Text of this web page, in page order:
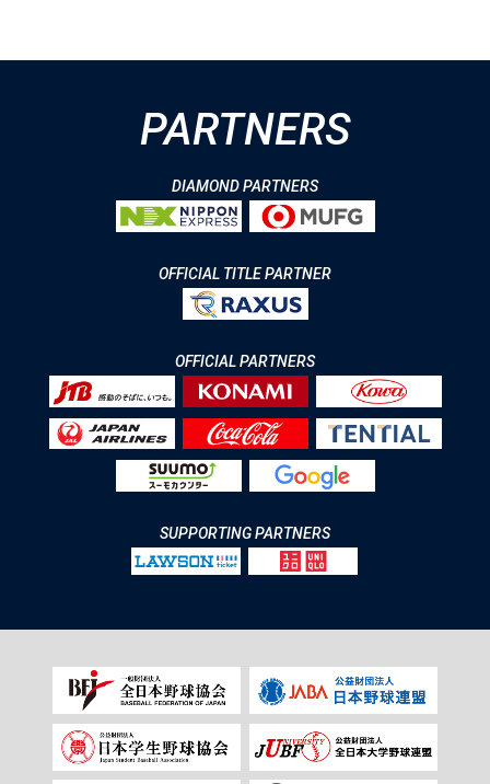
PARTNERS
DIAMOND PARTNERS
OFFICIAL TITLE PARTNER
OFFICIAL PARTNERS
SUPPORTING PARTNERS